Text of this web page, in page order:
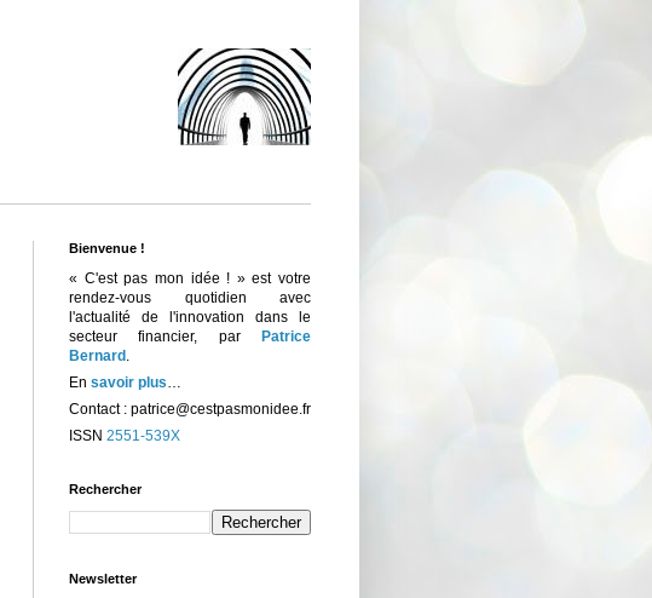
Bienvenue !
« C'est pas mon idée ! » est votre
rendez-vous quotidien avec
l'actualité de l'innovation dans le
secteur financier, par
Patrice
Bernard .
En savoir plus…
Contact : patrice@cestpasmonidee.fr
ISSN 2551-539X
Rechercher
Newsletter